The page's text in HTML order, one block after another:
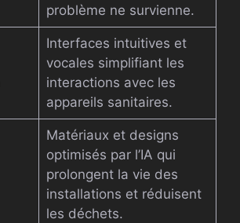
problème ne survienne.
Interfaces intuitives et
vocales simplifiant les
interactions avec les
appareils sanitaires.
Matériaux et designs
optimisés par l’IA qui
prolongent la vie des
installations et réduisent
les déchets.